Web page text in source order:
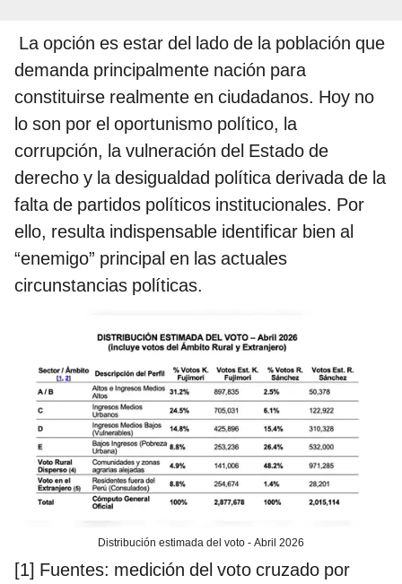
La opción es estar del lado de la población que
demanda principalmente nación para
constituirse realmente en ciudadanos. Hoy no
lo son por el oportunismo político, la
corrupción, la vulneración del Estado de
derecho y la desigualdad política derivada de la
falta de partidos políticos institucionales. Por
ello, resulta indispensable identificar bien al
“enemigo” principal en las actuales
circunstancias políticas.
Distribución estimada del voto - Abril 2026
[1] Fuentes: medición del voto cruzado por